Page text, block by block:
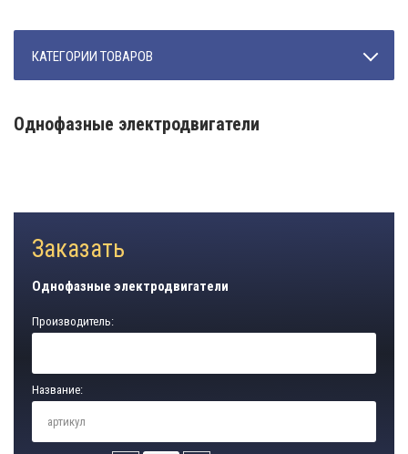
КАТЕГОРИИ ТОВАРОВ
Однофазные электродвигатели
Заказать
Однофазные электродвигатели
Производитель:
Название: